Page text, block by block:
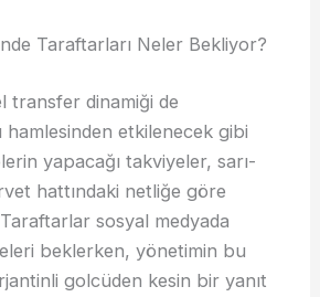
Taraftarları Neler Bekliyor?
transfer dinamiği de
hamlesinden etkilenecek gibi
yapacağı takviyeler, sarı-
hattındaki netliğe göre
sosyal medyada
beklerken, yönetimin bu
golcüden kesin bir yanıt